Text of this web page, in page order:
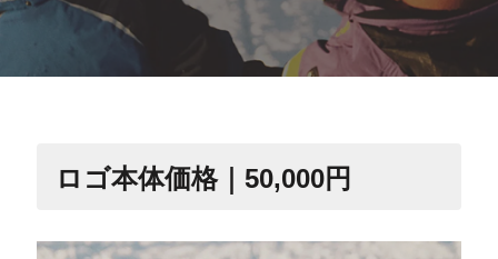
ロゴ本体価格｜50,000円